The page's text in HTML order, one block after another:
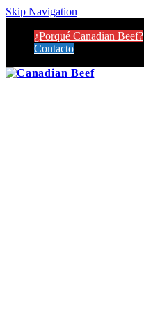
Skip Navigation
¿Porqué Canadian Beef?
Contacto